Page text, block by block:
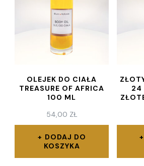
OLEJEK DO CIAŁA
TREASURE OF AFRICA
100 ML
54,00 ZŁ
DODAJ DO
KOSZYKA
24